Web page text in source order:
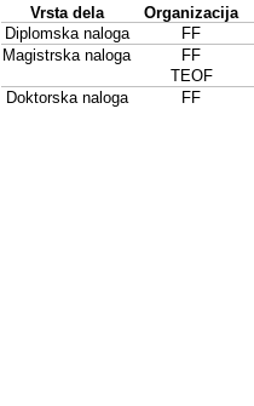
Vrsta dela
Organizacija
Diplomska naloga
FF
Magistrska naloga
FF
TEOF
Doktorska naloga
FF